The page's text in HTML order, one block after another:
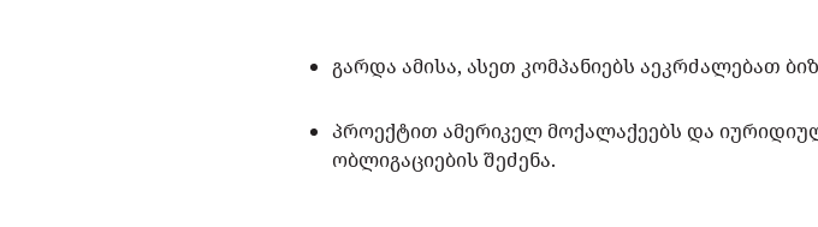
გარდა ამისა, ასეთ კომპანიებს აეკრძალებათ
პროექტით ამერიკელ მოქალაქეებს და
ობლიგაციების შეძენა.